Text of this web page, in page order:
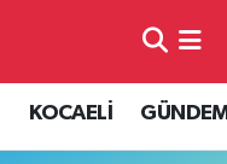
KOCAELİ